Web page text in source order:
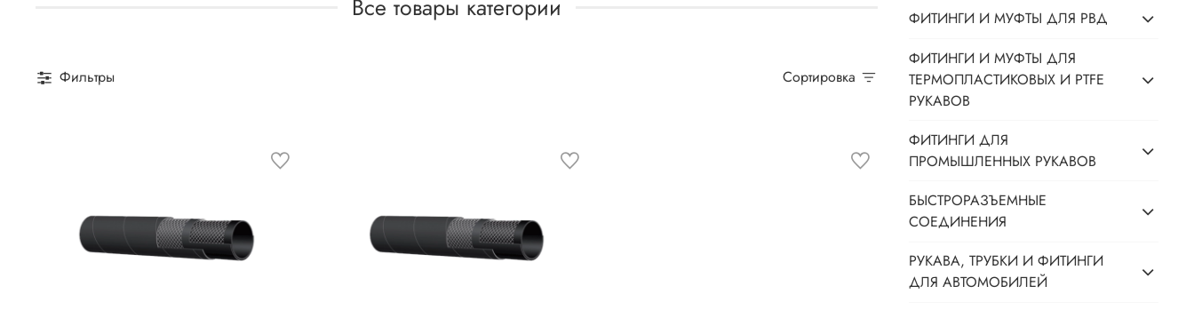
Все товары категории
Фильтры Сортировка
ФИТИНГИ И МУФТЫ ДЛЯ РВД
ФИТИНГИ И МУФТЫ ДЛЯ
ТЕРМОПЛАСТИКОВЫХ И PTFE
РУКАВОВ
ФИТИНГИ ДЛЯ
ПРОМЫШЛЕННЫХ РУКАВОВ
БЫСТРОРАЗЪЕМНЫЕ
СОЕДИНЕНИЯ
РУКАВА, ТРУБКИ И ФИТИНГИ
ДЛЯ АВТОМОБИЛЕЙ